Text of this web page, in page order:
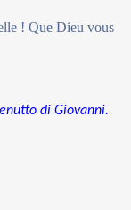
! Que Dieu vous
di Giovanni.